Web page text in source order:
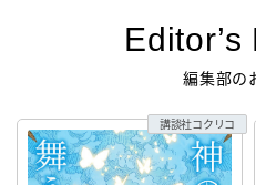
編集部の
講談社コクリコ